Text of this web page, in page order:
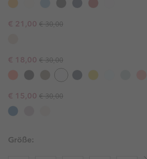
Sale price:
€ 21,00 Regular price:
€ 30,00
Sale price:
€ 18,00 Regular price:
€ 30,00
Sale price:
€ 15,00 Regular price:
€ 30,00
Größe: